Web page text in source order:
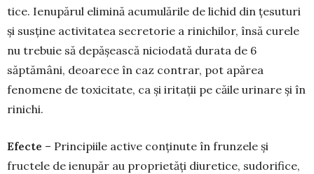
tice. Ienupărul elimină acu­mulările de lichid din țesu­turi
și susține activitatea secretorie a rinichilor, însă curele
nu trebuie să depășească niciodată dura­ta de 6
săptămâni, deoarece în caz contrar, pot apă­rea
fenomene de toxicitate, ca și iritații pe căile urinare și în
rinichi.
Efecte – Principiile active conținute în frunzele și
fructele de ienupăr au proprietăți diuretice, sudo­rifice,